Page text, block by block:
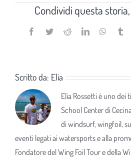
Condividi questa
Facebook
TwitterRedditLinkedIn
Scritto da: Elia
Elia Rossetti è uno dei
School Center di
di windsurf, wingfoil,
eventi legati ai watersports e alla
Fondatore del Wing Foil Tour e della